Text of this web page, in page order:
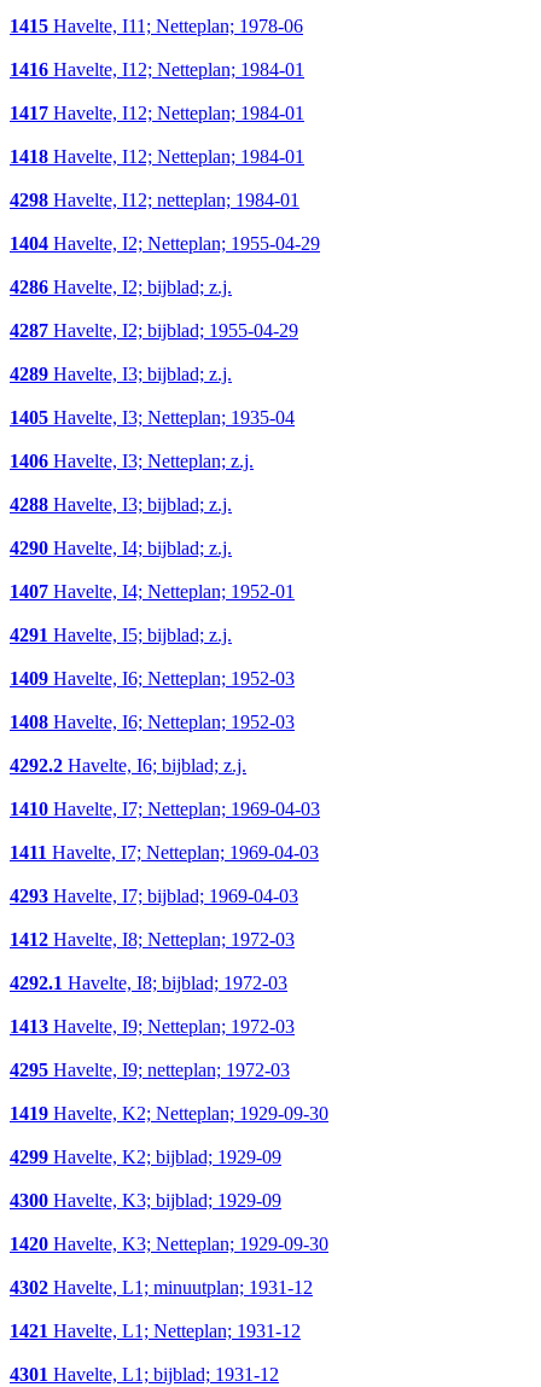
1415 Havelte, I11; Netteplan; 1978-06
1416 Havelte, I12; Netteplan; 1984-01
1417 Havelte, I12; Netteplan; 1984-01
1418 Havelte, I12; Netteplan; 1984-01
4298 Havelte, I12; netteplan; 1984-01
1404 Havelte, I2; Netteplan; 1955-04-29
4286 Havelte, I2; bijblad; z.j.
4287 Havelte, I2; bijblad; 1955-04-29
4289 Havelte, I3; bijblad; z.j.
1405 Havelte, I3; Netteplan; 1935-04
1406 Havelte, I3; Netteplan; z.j.
4288 Havelte, I3; bijblad; z.j.
4290 Havelte, I4; bijblad; z.j.
1407 Havelte, I4; Netteplan; 1952-01
4291 Havelte, I5; bijblad; z.j.
1409 Havelte, I6; Netteplan; 1952-03
1408 Havelte, I6; Netteplan; 1952-03
4292.2 Havelte, I6; bijblad; z.j.
1410 Havelte, I7; Netteplan; 1969-04-03
1411 Havelte, I7; Netteplan; 1969-04-03
4293 Havelte, I7; bijblad; 1969-04-03
1412 Havelte, I8; Netteplan; 1972-03
4292.1 Havelte, I8; bijblad; 1972-03
1413 Havelte, I9; Netteplan; 1972-03
4295 Havelte, I9; netteplan; 1972-03
1419 Havelte, K2; Netteplan; 1929-09-30
4299 Havelte, K2; bijblad; 1929-09
4300 Havelte, K3; bijblad; 1929-09
1420 Havelte, K3; Netteplan; 1929-09-30
4302 Havelte, L1; minuutplan; 1931-12
1421 Havelte, L1; Netteplan; 1931-12
4301 Havelte, L1; bijblad; 1931-12